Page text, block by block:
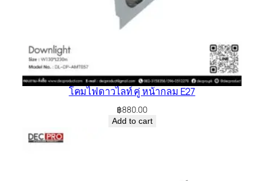
โคมไฟดาวไลท์ คู่ หน้ากลม E27
฿880.00
Add to cart